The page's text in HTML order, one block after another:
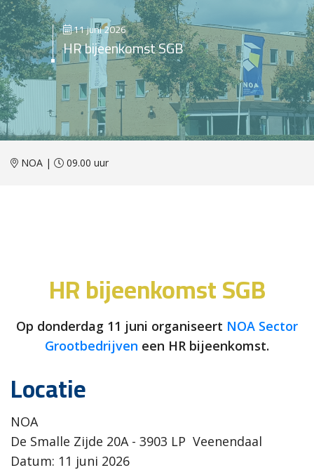
11 juni 2026
HR bijeenkomst SGB
NOA | 09.00 uur
HR bijeenkomst SGB
Op donderdag 11 juni organiseert NOA Sector
Grootbedrijven een HR bijeenkomst.
Locatie
NOA
De Smalle Zijde 20A - 3903 LP Veenendaal
Datum: 11 juni 2026